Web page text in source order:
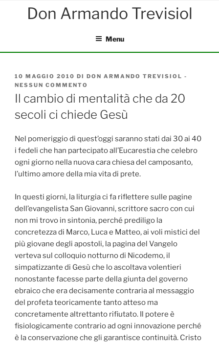
Menu
PUBBLICATO
IL
10 MAGGIO 2010 DI DON ARMANDO TREVISIOL -
NESSUN COMMENTO
CAMBIO
DI
MENTALITÀ
DA
20
SECOLI
CI
CHIEDE
Il cambio di mentalità che da 20
secoli ci chiede Gesù
Nel pomeriggio di quest’oggi saranno stati dai 30 ai 40
i fedeli che han partecipato all’Eucarestia che celebro
ogni giorno nella nuova cara chiesa del camposanto,
l’ultimo amore della mia vita di prete.
In questi giorni, la liturgia ci fa riflettere sulle pagine
dell’evangelista San Giovanni, scrittore sacro con cui
non mi trovo in sintonia, perché prediligo la
concretezza di Marco, Luca e Matteo, ai voli mistici del
più giovane degli apostoli, la pagina del Vangelo
verteva sul colloquio notturno di Nicodemo, il
simpatizzante di Gesù che lo ascoltava volentieri
nonostante facesse parte della giunta del governo
ebraico che era decisamente contraria al messaggio
del profeta teoricamente tanto atteso ma
concretamente altrettanto rifiutato. Il potere è
fisiologicamente contrario ad ogni innovazione perché
è la conservazione che gli garantisce continuità. Cristo